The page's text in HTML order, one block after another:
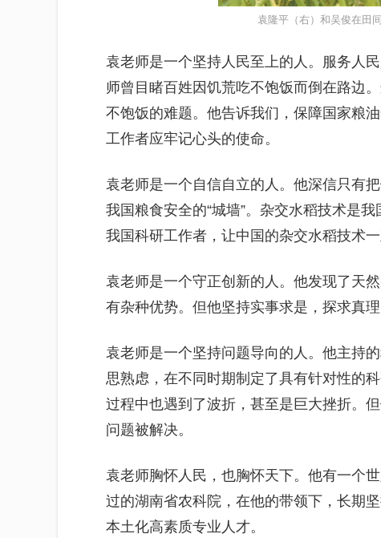
袁隆平（右）和吴俊在田
袁老师是一个坚持人民至上的人。服务人
师曾目睹百姓因饥荒吃不饱饭而倒在路边
不饱饭的难题。他告诉我们，保障国家粮
工作者应牢记心头的使命。
袁老师是一个自信自立的人。他深信只有
我国粮食安全的“城墙”。杂交水稻技术是
我国科研工作者，让中国的杂交水稻技术一
袁老师是一个守正创新的人。他发现了天
有杂种优势。但他坚持实事求是，探求真
袁老师是一个坚持问题导向的人。他主持
思熟虑，在不同时期制定了具有针对性的
过程中也遇到了波折，甚至是巨大挫折。
问题被解决。
袁老师胸怀人民，也胸怀天下。他有一个
过的湖南省农科院，在他的带领下，长期
本土化高素质专业人才。